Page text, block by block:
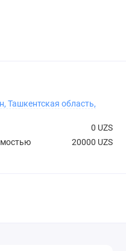
Ташкентская область,
0 UZS
20000 UZS